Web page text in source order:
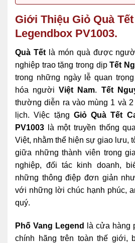
Giới Thiệu Giỏ Quà
Legendbox PV1003.
Quà Tếtlà món quà được
nghiệp trao tặng trong dịpTết
trong những ngày lễ quan
hóa ngườiViệt Nam. Tết
thường diễn ra vào mùng 1 và
lịch. Việc tặng Giỏ Quà Tết
PV1003 là một truyền thống
Việt, nhằm thể hiện sự giao lưu,
giữa những thành viên trong
nghiệp, đối tác kinh doanh,
những thông điệp đơn giản
với những lời chúc hạnh phúc,
quý.
Phố Vang Legend
là cửa hàng
chính hãng trên toàn thế giới,